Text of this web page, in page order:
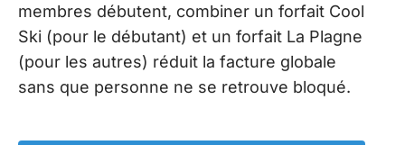
membres débutent, combiner un forfait Cool
Ski (pour le débutant) et un forfait La Plagne
(pour les autres) réduit la facture globale
sans que personne ne se retrouve bloqué.